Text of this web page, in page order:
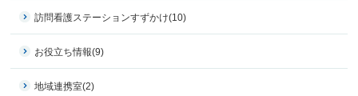
訪問看護ステーションすずかけ(10)
お役立ち情報(9)
地域連携室(2)